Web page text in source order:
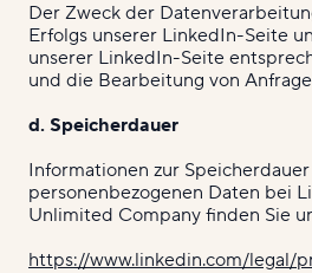
Der Zweck der
Erfolgs unserer LinkedIn-Seite
unserer LinkedIn-Seite
und die Bearbeitung von
d. Speicherdauer
Informationen zur
personenbezogenen Daten bei
Unlimited Company finden Sie
https://www.linkedin.com/legal/